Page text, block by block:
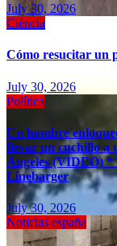
July 30, 2026
Ciéncia
Cómo resucitar un
July 30, 2026
Política
Un hombre
llevar un cuchillo a
Ángeles (VIDEO)
Linebarger
July 30, 2026
Noticias españa